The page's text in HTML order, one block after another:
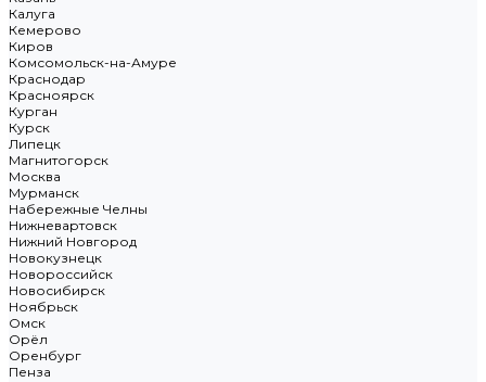
Калуга
Кемерово
Киров
Комсомольск-на-Амуре
Краснодар
Красноярск
Курган
Курск
Липецк
Магнитогорск
Москва
Мурманск
Набережные Челны
Нижневартовск
Нижний Новгород
Новокузнецк
Новороссийск
Новосибирск
Ноябрьск
Омск
Орёл
Оренбург
Пенза